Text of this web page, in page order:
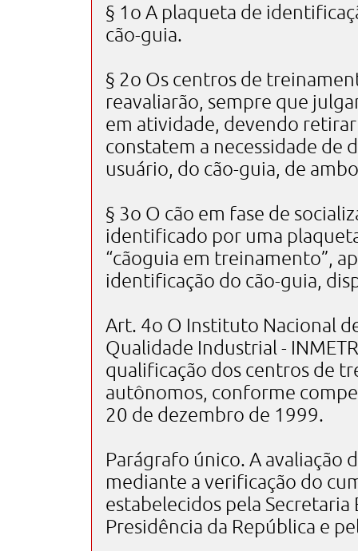
§ 1o A plaqueta de
cão-guia.
§ 2o Os centros de
reavaliarão, sempre que
em atividade, devendo
constatem a necessidade de
usuário, do cão-guia, de
§ 3o O cão em fase de
identificado por uma
“cãoguia em treinamento”,
identificação do cão-guia,
Art. 4o O Instituto Nacional
Qualidade Industrial -
qualificação dos centros de
autônomos, conforme
20 de dezembro de 1999.
Parágrafo único. A avaliação
mediante a verificação do
estabelecidos pela
Presidência da República e